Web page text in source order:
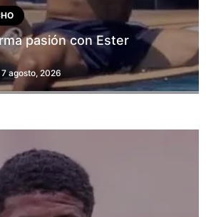
pasión con Ester
7 agosto, 2026